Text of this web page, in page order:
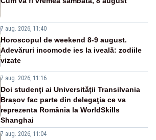
7 aug. 2026, 11:40
Horoscopul de weekend 8-9 august.
Adevăruri incomode ies la iveală: zodiile
vizate
7 aug. 2026, 11:16
Doi studenţi ai Universităţii Transilvania
Brașov fac parte din delegaţia ce va
reprezenta România la WorldSkills
Shanghai
7 aug. 2026, 11:04